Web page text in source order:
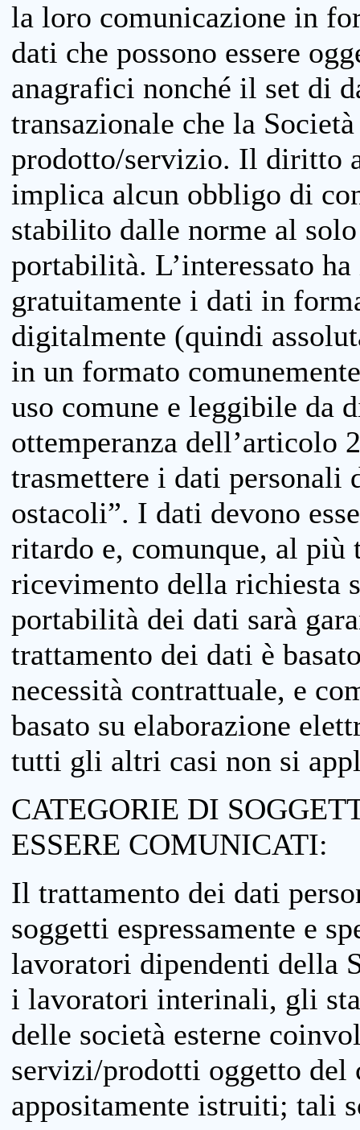
la loro comunicazione in
dati che possono essere
anagrafici nonché il set di
transazionale che la
prodotto/servizio. Il diritto
implica alcun obbligo di
stabilito dalle norme al
portabilità. L’interessato
gratuitamente i dati in
digitalmente (quindi
in un formato
uso comune e leggibile da
ottemperanza dell’articolo
trasmettere i dati personali
ostacoli”. I dati devono
ritardo e, comunque, al più
ricevimento della richiesta
portabilità dei dati sarà
trattamento dei dati è
necessità contrattuale, e
basato su elaborazione
tutti gli altri casi non si
CATEGORIE DI
ESSERE COMUNICATI:
Il trattamento dei dati
soggetti espressamente e
lavoratori dipendenti della
i lavoratori interinali, gli
delle società esterne
servizi/prodotti oggetto
appositamente istruiti; tali